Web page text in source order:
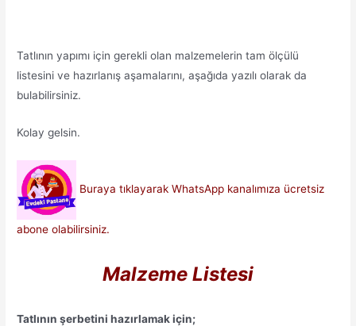
Tatlının yapımı için gerekli olan malzemelerin tam ölçülü
listesini ve hazırlanış aşamalarını, aşağıda yazılı olarak da
bulabilirsiniz.
Kolay gelsin.
Buraya tıklayarak WhatsApp kanalımıza ücretsiz
abone olabilirsiniz.
Malzeme Listesi
Tatlının şerbetini hazırlamak için;